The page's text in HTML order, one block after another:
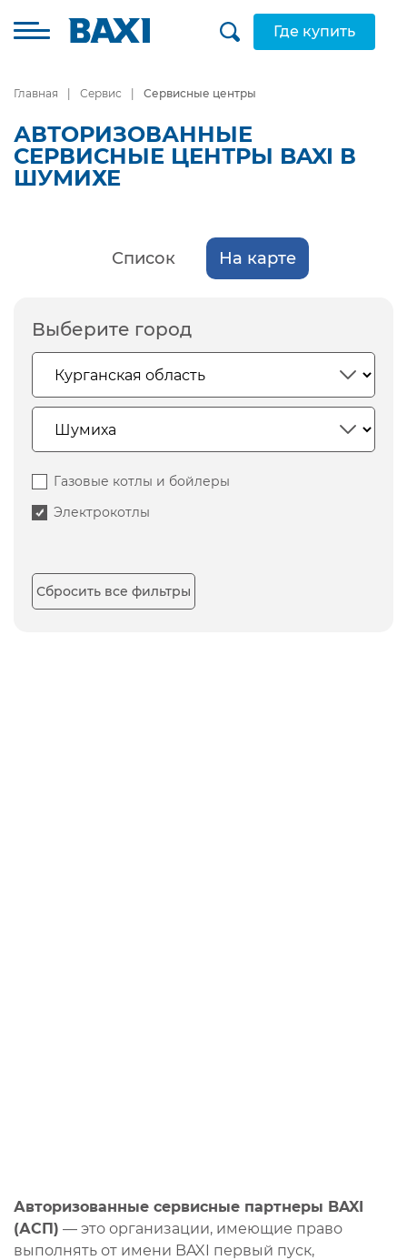
Где купить
Главная Сервис Сервисные центры
АВТОРИЗОВАННЫЕ
СЕРВИСНЫЕ ЦЕНТРЫ BAXI В
ШУМИХЕ
Список На карте
Выберите город
Газовые котлы и бойлеры
Электрокотлы
Сбросить все фильтры
Авторизованные сервисные партнеры BAXI
(АСП) — это организации, имеющие право
выполнять от имени BAXI первый пуск,